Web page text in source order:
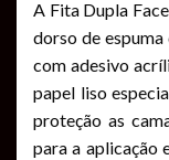
A Fita Dupla
dorso de
com adesivo
papel liso
proteção as
para a aplicação